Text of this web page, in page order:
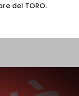
del TORO.